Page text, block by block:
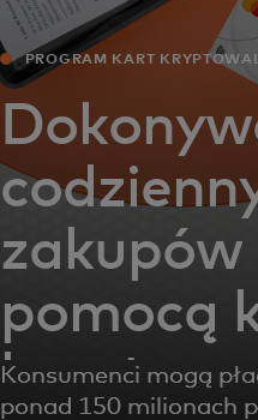
Aktualności i
PROGRAM KART
zakupów
pomocą
Konsumenci mogą
ponad 150 milionach